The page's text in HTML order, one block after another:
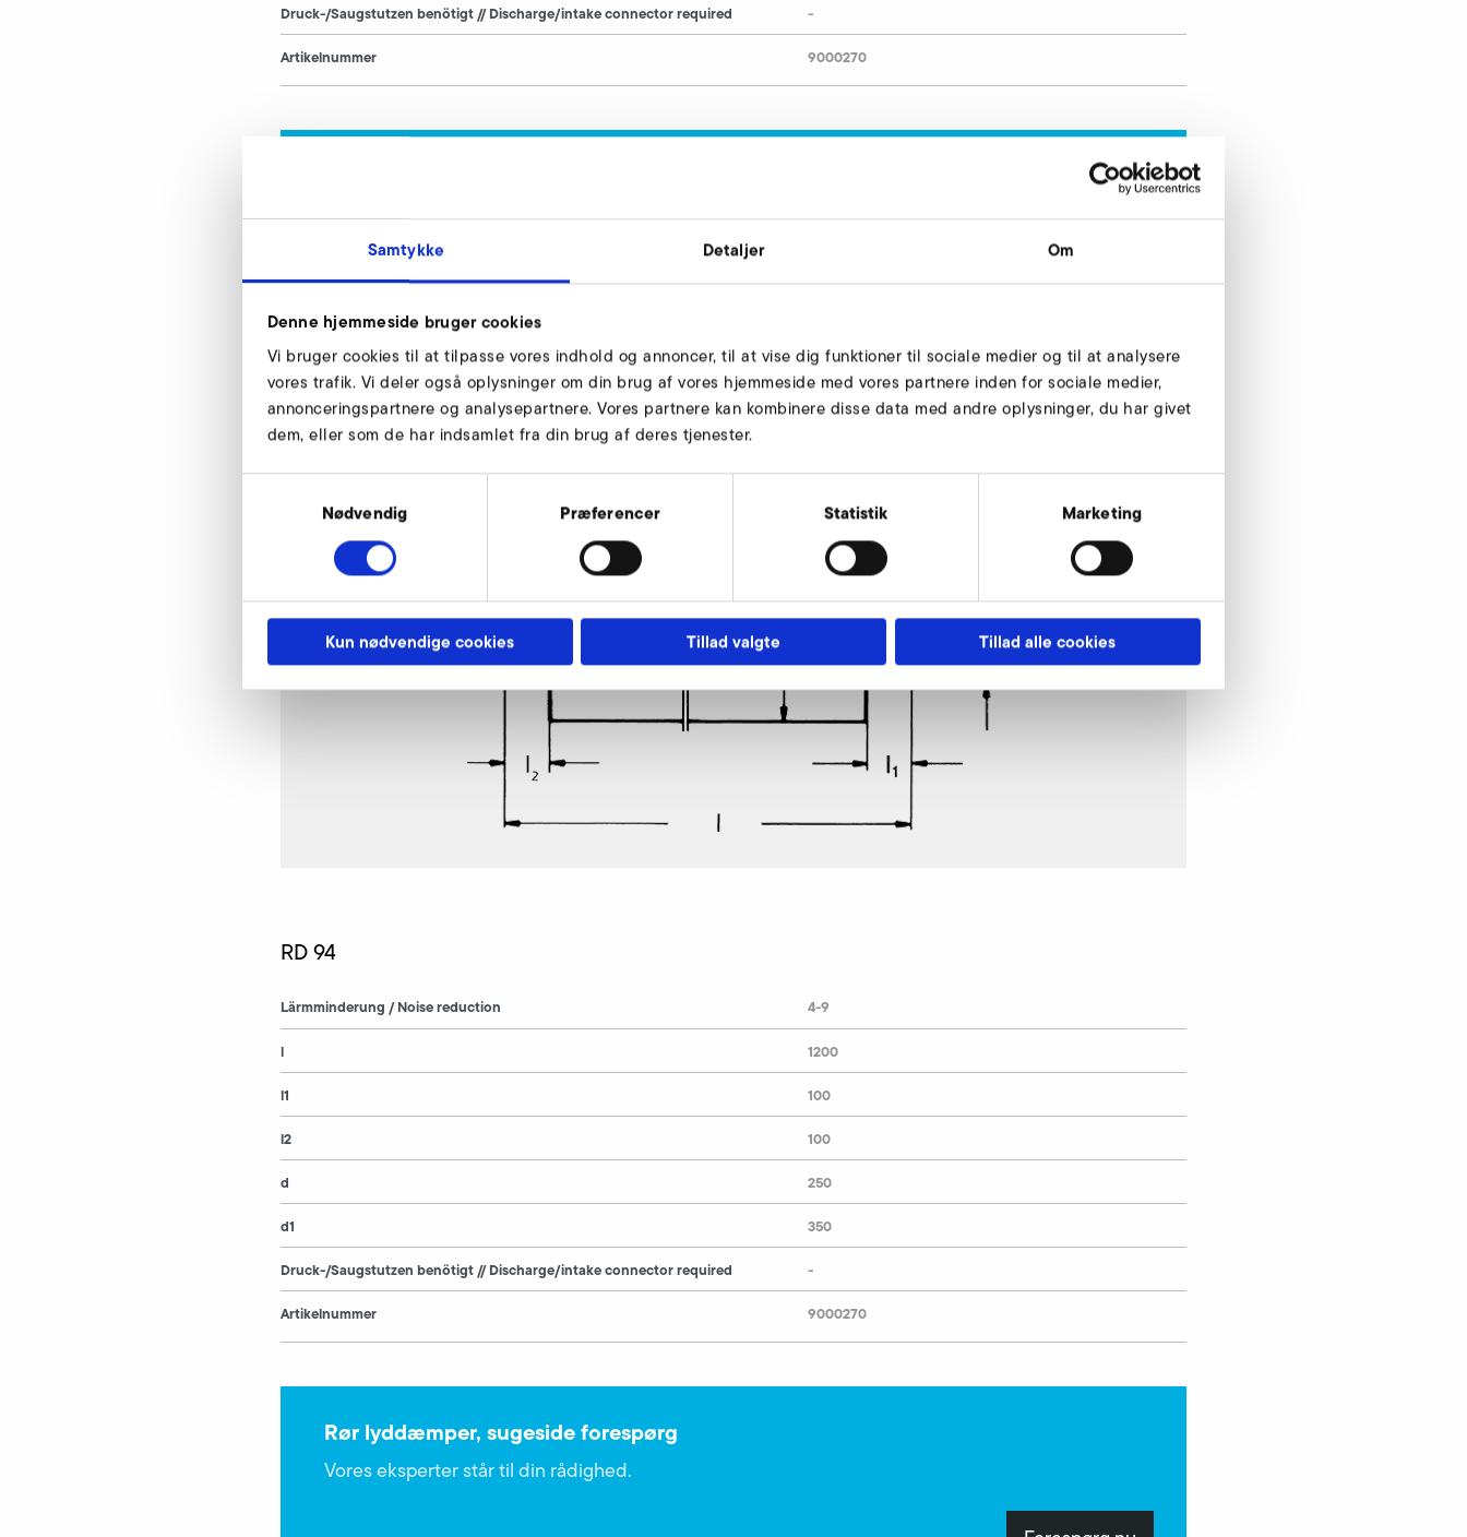
Samtykke Detaljer Om
Denne hjemmeside bruger cookies
Vi bruger cookies til at tilpasse vores indhold og annoncer, til at vise dig funktioner til sociale medier og til at analysere
vores trafik. Vi deler også oplysninger om din brug af vores hjemmeside med vores partnere inden for sociale medier,
annonceringspartnere og analysepartnere. Vores partnere kan kombinere disse data med andre oplysninger, du har givet
dem, eller som de har indsamlet fra din brug af deres tjenester.
Nødvendig Præferencer Statistik Marketing
Kun nødvendige cookies Tillad valgte Tillad alle cookies
Druck-/Saugstutzen benötigt // Discharge/intake connector required
Artikelnummer
-
9000270
Vores eksperter står til din rådighed.
Forespørg nu
Rør lyddæmper, sugeside
RD 94
Lärmminderung / Noise reduction
l
l1
l2
d
d1
Druck-/Saugstutzen benötigt // Discharge/intake connector required
Artikelnummer
4-9
1200
100
100
250
350
-
9000270
Rør lyddæmper, sugeside forespørg
Vores eksperter står til din rådighed.